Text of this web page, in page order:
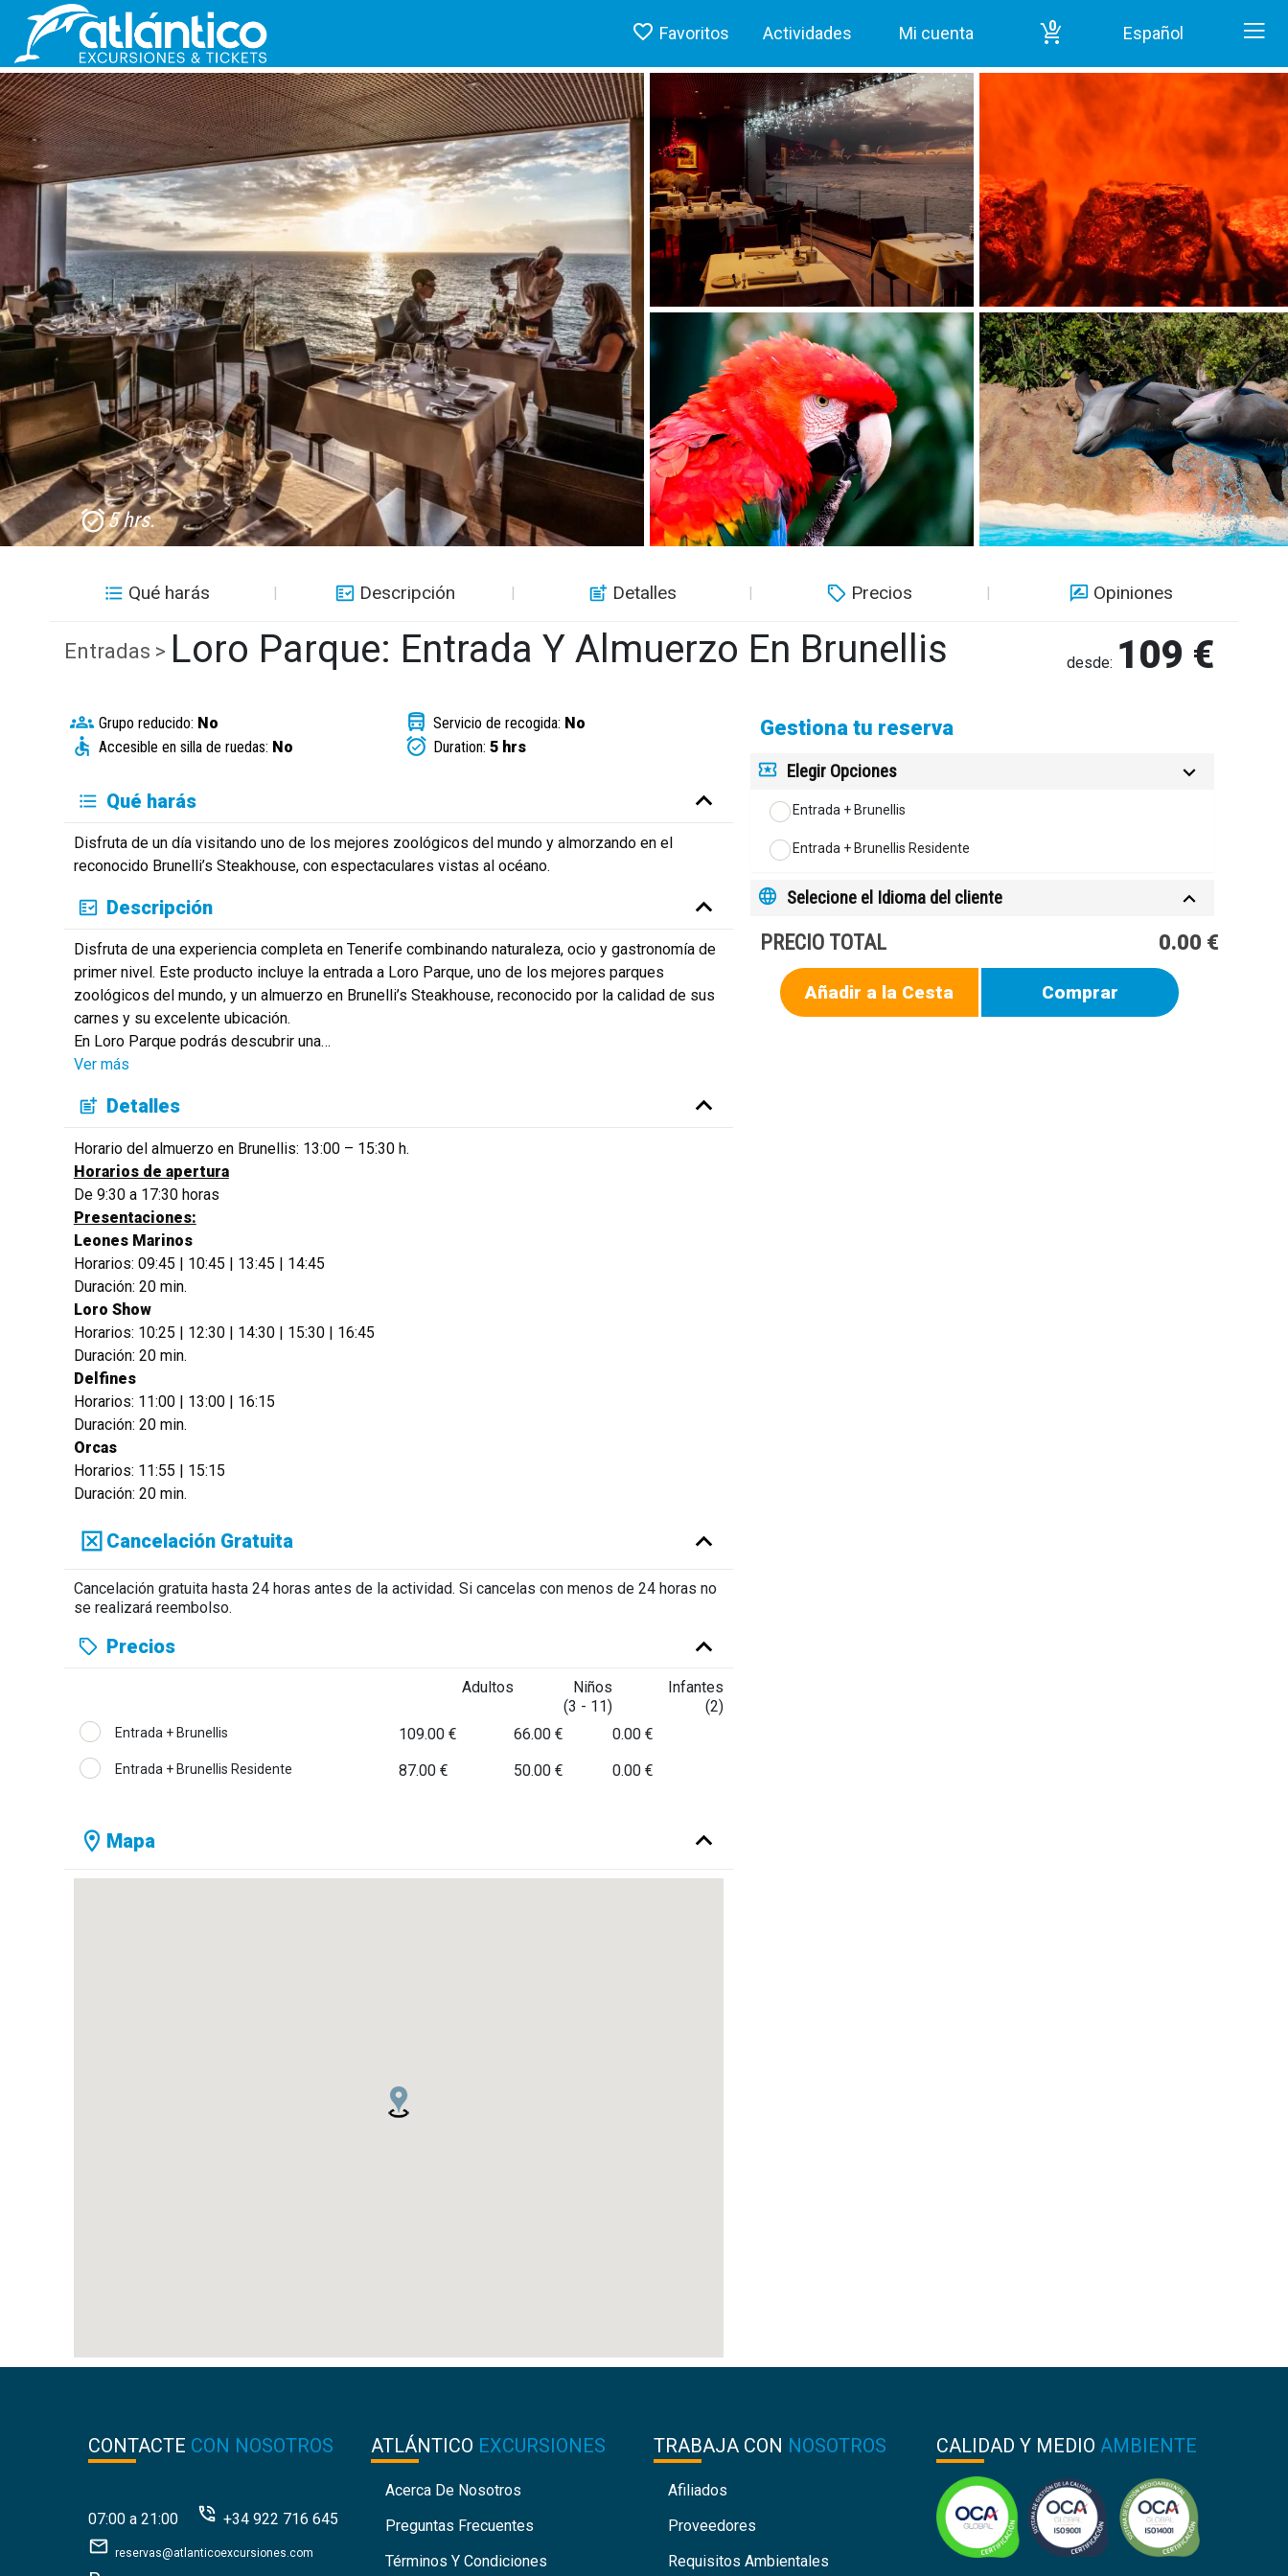
Favoritos Actividades Mi cuenta 0 Español
5 hrs.
Qué harás Descripción Detalles Precios Opiniones
Entradas > Loro Parque: Entrada Y Almuerzo En Brunellis desde: 109 €
Grupo reducido: No Servicio de recogida: No
Accesible en silla de ruedas: No Duration: 5 hrs
Qué harás
Disfruta de un día visitando uno de los mejores zoológicos del mundo y almorzando en el
reconocido Brunelli’s Steakhouse, con espectaculares vistas al océano.
Descripción
Disfruta de una experiencia completa en Tenerife combinando naturaleza, ocio y gastronomía de
primer nivel. Este producto incluye la entrada a Loro Parque, uno de los mejores parques
zoológicos del mundo, y un almuerzo en Brunelli’s Steakhouse, reconocido por la calidad de sus
carnes y su excelente ubicación.
En Loro Parque podrás descubrir una…
Ver más
Detalles
Horario del almuerzo en Brunellis: 13:00 – 15:30 h.
Horarios de apertura
De 9:30 a 17:30 horas
Presentaciones:
Leones Marinos
Horarios: 09:45 | 10:45 | 13:45 | 14:45
Duración: 20 min.
Loro Show
Horarios: 10:25 | 12:30 | 14:30 | 15:30 | 16:45
Duración: 20 min.
Delfines
Horarios: 11:00 | 13:00 | 16:15
Duración: 20 min.
Orcas
Horarios: 11:55 | 15:15
Duración: 20 min.
Cancelación Gratuita
Cancelación gratuita hasta 24 horas antes de la actividad. Si cancelas con menos de 24 horas no
se realizará reembolso.
Precios
Adultos
Niños
(3 - 11)
Infantes
(2)
Entrada + Brunellis 109.00 € 66.00 € 0.00 €
Entrada + Brunellis Residente 87.00 € 50.00 € 0.00 €
Mapa
Gestiona tu reserva
Elegir Opciones
Entrada + Brunellis
Entrada + Brunellis Residente
Selecione el Idioma del cliente
PRECIO TOTAL 0.00 €
Añadir a la Cesta Comprar
CONTACTE CON NOSOTROS
07:00 a 21:00 +34 922 716 645
reservas@atlanticoexcursiones.com
ATLÁNTICO EXCURSIONES
Acerca De Nosotros
Preguntas Frecuentes
Términos Y Condiciones
TRABAJA CON NOSOTROS
Afiliados
Proveedores
Requisitos Ambientales
CALIDAD Y MEDIO AMBIENTE